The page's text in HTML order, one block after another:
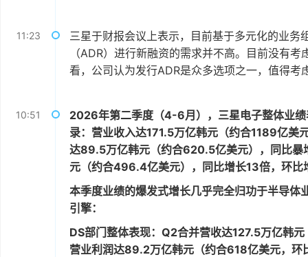
11:23
三星于财报会议上表示，目前基于多元化的业
（ADR）进行新融资的需求并不高。目前没有
看，公司认为发行ADR是众多选项之一，值得考
10:51
2026年第二季度（4-6月），三星电子整体业
录：营业收入达171.5万亿韩元（约合1189亿
达89.5万亿韩元（约合620.5亿美元），同比
元（约合496.4亿美元），同比增长13倍，环比
本季度业绩的爆发式增长几乎完全归功于半导
引擎：
DS部门整体表现：Q2合并营收达127.5万亿韩
营业利润达89.2万亿韩元（约合618亿美元，